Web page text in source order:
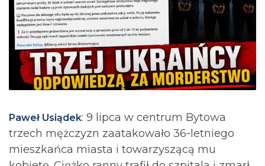
Paweł Usiądek: 9 lipca w centrum Bytowa
trzech mężczyzn zaatakowało 36-letniego
mieszkańca miasta i towarzyszącą mu